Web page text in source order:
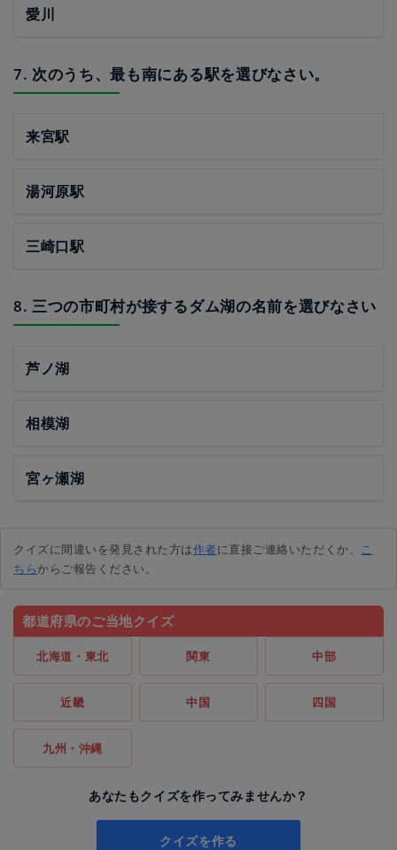
愛川
7. 次のうち、最も南にある駅を選びなさい。
来宮駅
湯河原駅
三崎口駅
8. 三つの市町村が接するダム湖の名前を選びなさい
芦ノ湖
相模湖
宮ヶ瀬湖
クイズに間違いを発見された方は作者に直接ご連絡いただくか、 こ
ちらからご報告ください。
都道府県のご当地クイズ
北海道・東北 関東 中部
近畿 中国 四国
九州・沖縄
あなたもクイズを作ってみませんか？
クイズを作る